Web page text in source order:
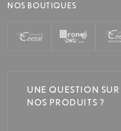
NOS BOUTIQUES
UNE QUESTION SUR
NOS PRODUITS ?